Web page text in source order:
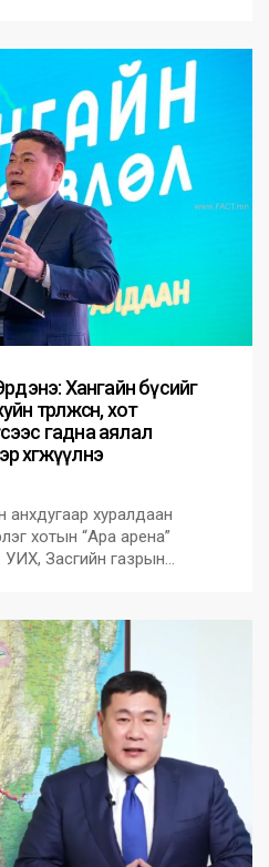
Хангайн бүсийг
төрөлжсөн, хот
гадна аялал
хөгжүүлнэ
анхдугаар хуралдаан
хотын “Ара арена”
УИХ, Засгийн газрын…